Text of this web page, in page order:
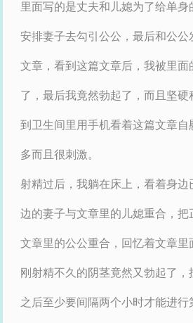
里面写的是丈夫和儿媳为了给单
安排妻子去勾引公公，最后和公
文章，看到这篇文章后，我被里面
了，最后我竟然勃起了，而且坚
到卫生间里用手机看着这篇文章
多而且很刺激。
射精过后，我躺在床上，看着身
边的妻子与文章里的儿媳重合，
文章里的公公重合，回忆着文章
刚射精不久的阴茎竟然又勃起了
之后至少要间隔两个小时才能进